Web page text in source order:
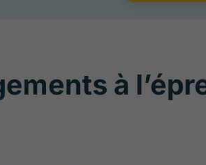
à